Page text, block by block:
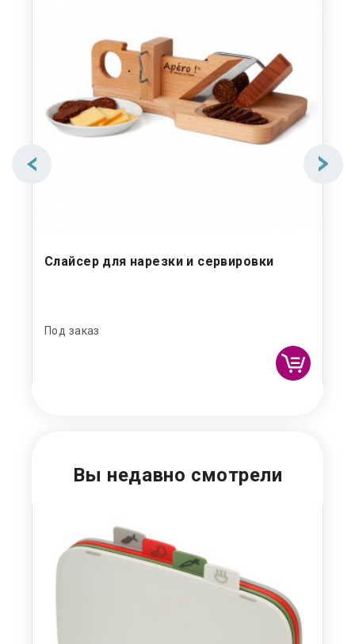
Слайсер для нарезки и сервировки
Под заказ
Вы недавно смотрели